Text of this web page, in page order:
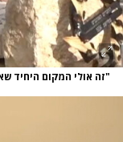
"זה אולי המקום היחיד